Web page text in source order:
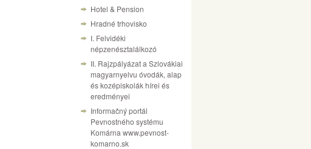
Hotel & Pension
Hradné trhovisko
I. Felvidéki
népzenésztalálkozó
II. Rajzpályázat a Szlovákiai
magyarnyelvu óvodák, alap
és kozépiskolák hírei és
eredményei
Informačný portál
Pevnostného systému
Komárna www.pevnost-
komarno.sk